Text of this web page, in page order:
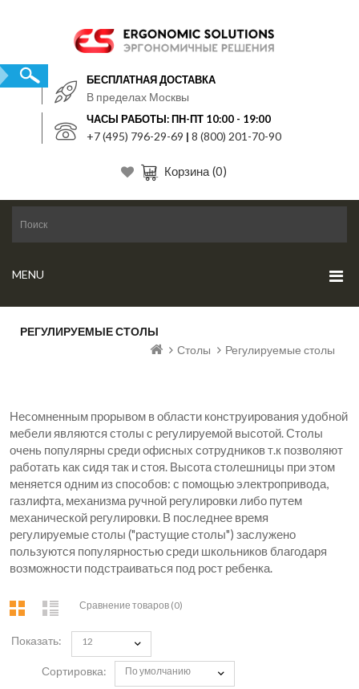
БЕСПЛАТНАЯ ДОСТАВКА
В пределах Москвы
ЧАСЫ РАБОТЫ: ПН-ПТ 10:00 - 19:00
+7 (495) 796-29-69 | 8 (800) 201-70-90
Корзина (0)
MENU
РЕГУЛИРУЕМЫЕ СТОЛЫ
Столы
Регулируемые столы
Несомненным прорывом в области конструирования удобной
мебели являются столы с регулируемой высотой. Столы
очень популярны среди офисных сотрудников т.к позволяют
работать как сидя так и стоя. Высота столешницы при этом
меняется одним из способов: с помощью электропривода,
газлифта, механизма ручной регулировки либо путем
механической регулировки. В последнее время
регулируемые столы ("растущие столы") заслужено
пользуются популярностью среди школьников благодаря
возможности подстраиваться под рост ребенка.
Сравнение товаров (0)
Показать: 12
Сортировка: По умолчанию